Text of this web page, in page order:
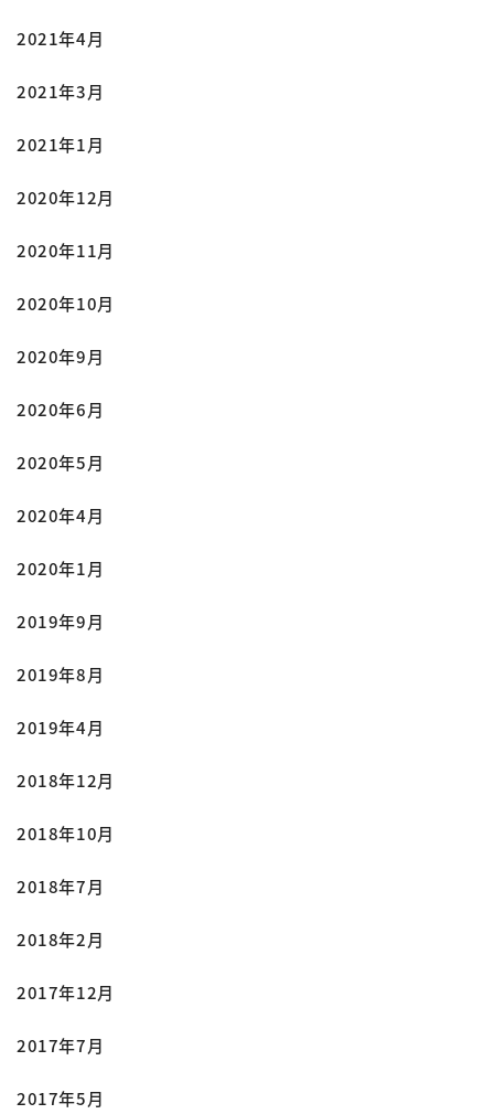
2021年4月
2021年3月
2021年1月
2020年12月
2020年11月
2020年10月
2020年9月
2020年6月
2020年5月
2020年4月
2020年1月
2019年9月
2019年8月
2019年4月
2018年12月
2018年10月
2018年7月
2018年2月
2017年12月
2017年7月
2017年5月